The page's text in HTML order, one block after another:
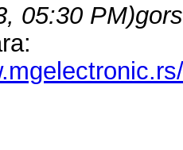
05:30 PM)